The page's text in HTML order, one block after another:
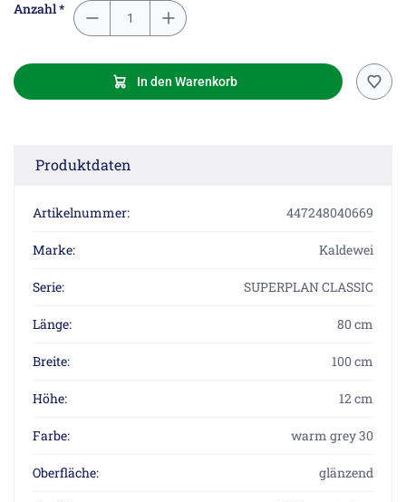
Anzahl *
In den Warenkorb
Produktdaten
Artikelnummer: 447248040669
Marke: Kaldewei
Serie: SUPERPLAN CLASSIC
Länge: 80 cm
Breite: 100 cm
Höhe: 12 cm
Farbe: warm grey 30
Oberfläche: glänzend